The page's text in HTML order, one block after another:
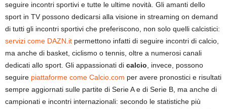
seguire incontri sportivi e tutte le ultime novità. Gli amanti dello
sport in TV possono dedicarsi alla visione in streaming on demand
di tutti gli incontri sportivi che preferiscono, non solo quelli calcistici:
servizi come DAZN.it permettono infatti di seguire incontri di calcio,
ma anche di basket, ciclismo o tennis, oltre a numerosi canali
dedicati allo sport. Gli appassionati di calcio, invece, possono
seguire piattaforme come Calcio.com per avere pronostici e risultati
sempre aggiornati sulle partite di Serie A e di Serie B, ma anche di
campionati e incontri internazionali: secondo le statistiche più